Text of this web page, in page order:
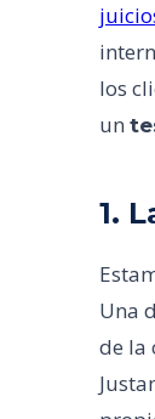
los
un
1.
Una
de la